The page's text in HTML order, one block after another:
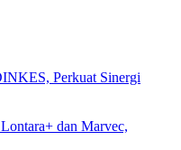
Perkuat Sinergi
dan Marvec,